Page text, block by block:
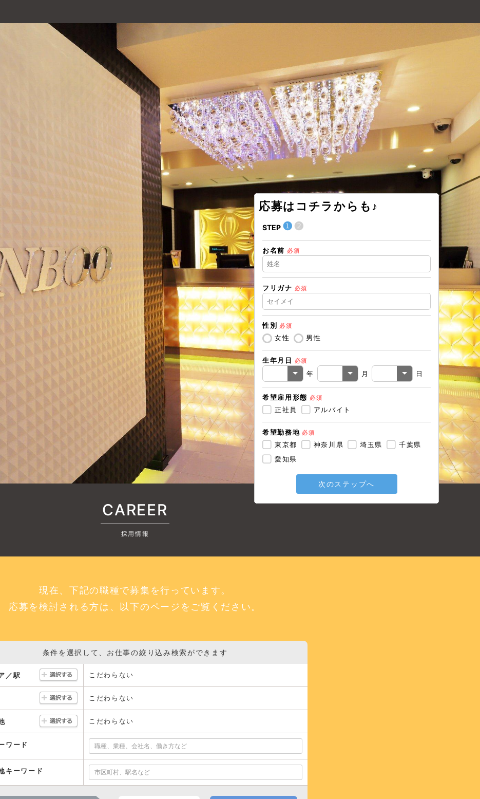
応募はコチラからも♪
STEP ❶❷
お名前 必須
フリガナ 必須
性別 必須
女性 男性
生年月日 必須
年 月 日
希望雇用形態 必須
正社員 アルバイト
希望勤務地 必須
東京都 神奈川県 埼玉県
千葉県
愛知県
次のステップへ
STEP
住所（都道
住所（市区
電話番号 必
メールアド
戻る
CAREER
採用情報
現在、下記の職種で募集を行っています。
応募を検討される方は、以下のページをご覧ください。
条件を選択して、お仕事の絞り込み検索ができます
／駅 こだわらない
こだわらない
こだわらない
ワード
キーワード